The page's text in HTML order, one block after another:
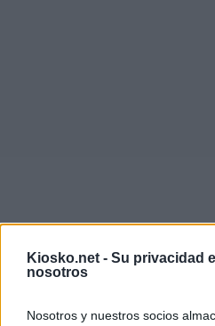
Kiosko.net - Su privacidad
nosotros
Nosotros y nuestros socios